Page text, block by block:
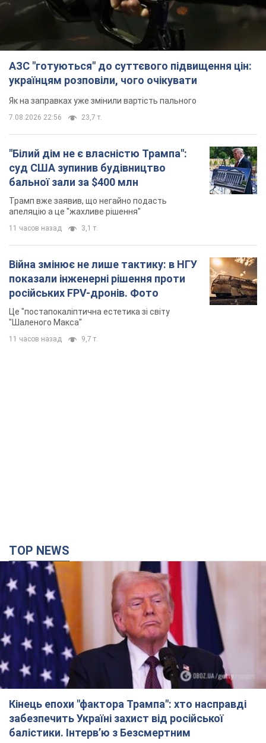
АЗС "готуються" до суттєвого підвищення цін:
українцям розповіли, чого очікувати
Як на заправках уже змінили вартість пального
7.08.2026 22:56 23,7 т.
"Білий дім не є власністю Трампа":
суд США зупинив будівництво
бальної зали за $400 млн
Трамп вже заявив, що негайно подасть
апеляцію а це "жахливе рішення"
11 часов назад 3,1 т.
Війна змінює не лише тактику: в НГУ
показали інженерні рішення проти
російських FPV-дронів. Фото
Це "постапокаліптична естетика зі світу
"Шаленого Макса"
11 часов назад 9,7 т.
TOP NEWS
Кінець епохи "фактора Трампа": хто насправді
забезпечить Україні захист від російської
балістики. Інтерв’ю з Безсмертним